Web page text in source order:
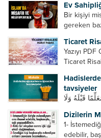
Ev
Bir kişiyi
gereken
önce, bir
Ticaret
Yazıyı PDF
Ticaret
ticaret
yapmıştır.
tavsiyeler
قَبْلَهُ وَلَا
ve sellem
sövmedi.
Dizilerin
1-
edebilir,